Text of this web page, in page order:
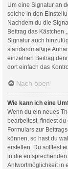
Um eine Signatur an
solche in den
Nachdem du die
Beitrag das Kästchen
Signatur auch
standardmäßige
einzelnen Beitrag
dort einfach das
Nach oben
Wie kann ich eine
Wenn du ein neues
bearbeitest, findest du
Formulars zur
können, so hast du
erstellen. Du solltest
in die
Antwortmöglichkeit in